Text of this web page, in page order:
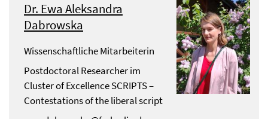
Dr. Ewa Aleksandra
Dabrowska
Wissenschaftliche Mitarbeiterin
Postdoctoral Researcher im
Cluster of Excellence SCRIPTS –
Contestations of the liberal script